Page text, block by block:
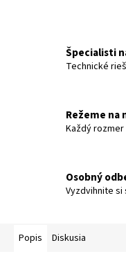
Špecialisti
Technické
Režeme na
Každý
Osobný
Vyzdvihnite
Popis Diskusia